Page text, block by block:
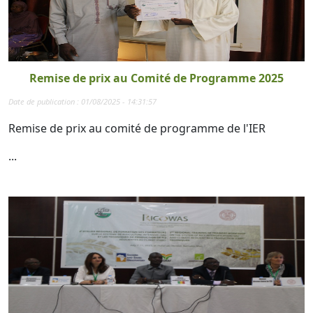
Remise de prix au Comité de Programme 2025
Date de publication : 01/08/2025 - 14:31:57
Remise de prix au comité de programme de l'IER
...